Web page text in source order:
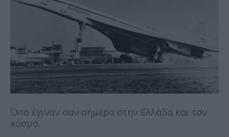
Όσα έγιναν σαν σήμερα στην Ελλάδα και τον
κόσμο.